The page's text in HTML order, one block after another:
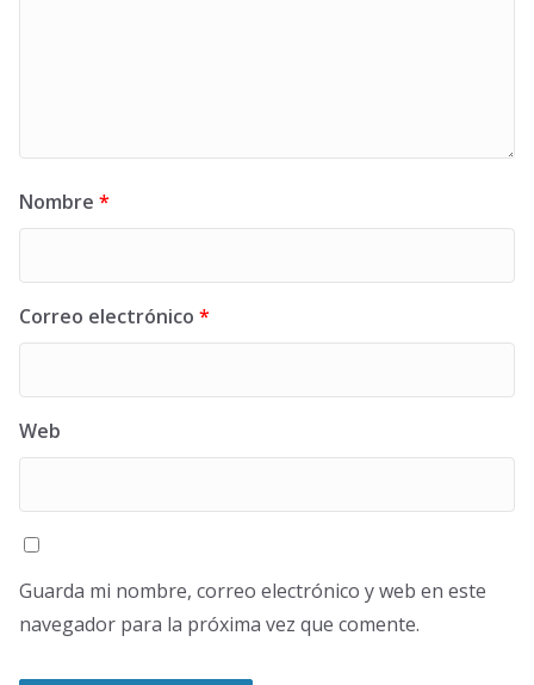
Nombre *
Correo electrónico *
Web
Guarda mi nombre, correo electrónico y web en este
navegador para la próxima vez que comente.